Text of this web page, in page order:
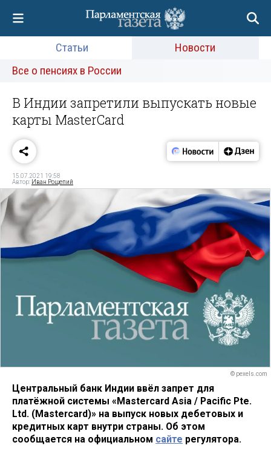
Статьи
Новости
Все о пенсиях в России
В Индии запретили выпускать новые
карты MasterCard
15.07.2021 19:58
Автор: Иван Рощепий
© pexels.com
Центральный банк Индии ввёл запрет для
платёжной системы «Mastercard Asia / Pacific Pte.
Ltd. (Mastercard)» на выпуск новых дебетовых и
кредитных карт внутри страны. Об этом
сообщается на официальном сайте регулятора.